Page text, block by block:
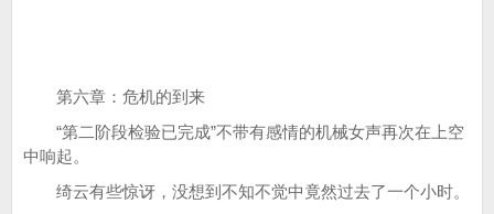
第六章：危机的到来
“第二阶段检验已完成”不带有感情的机械女声再次在上空
中响起。
绮云有些惊讶，没想到不知不觉中竟然过去了一个小时。